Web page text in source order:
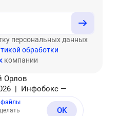
персональных данных
обработки
компании
Орлов
| Инфобокс —
актуальные
файлы
OK